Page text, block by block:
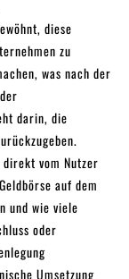
diese
zu
was nach der
darin, die
vom Nutzer
auf dem
und wie viele
oder
Umsetzung